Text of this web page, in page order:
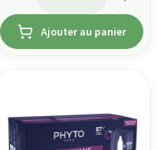
Ajouter au panier